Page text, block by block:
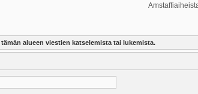
alueen viestien katselemista tai lukemista.